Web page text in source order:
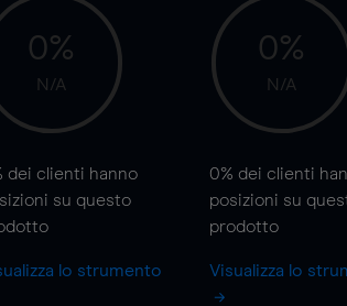
0%
N/A
dei clienti hanno
su questo
lo strumento
0%
N/A
0% dei clienti
posizioni su
prodotto
Visualizza lo